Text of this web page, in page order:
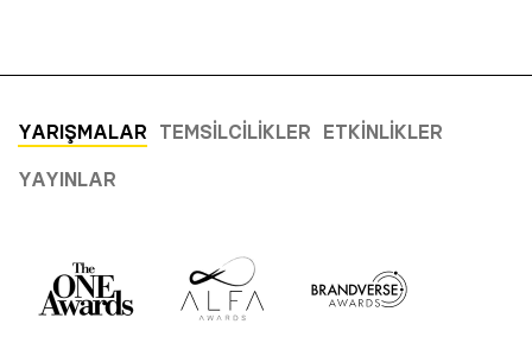
YARIŞMALAR TEMSILCILIKLER ETKINLIKLER
YAYINLAR